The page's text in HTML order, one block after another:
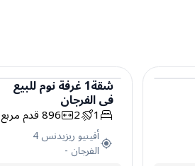
شقة
شقة1غرفة نومللبيع
فيالفرجان
1
2
896قدم مربع
أفينيو ريزيدنس 4
الفرجان -